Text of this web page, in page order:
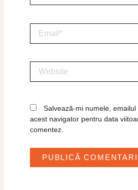
Salvează-mi numele,
acest navigator pentru data
comentez.